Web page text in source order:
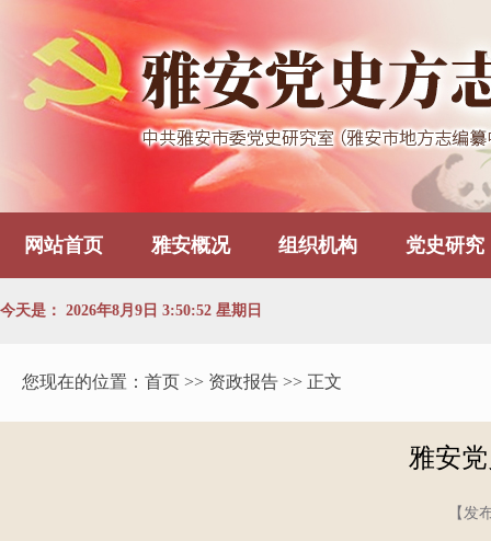
网站首页 雅安概况 组织机构 党史研究
今天是： 2026年8月9日 3:50:53 星期日
您现在的位置： 首页 >> 资政报告 >> 正文
雅安
【发